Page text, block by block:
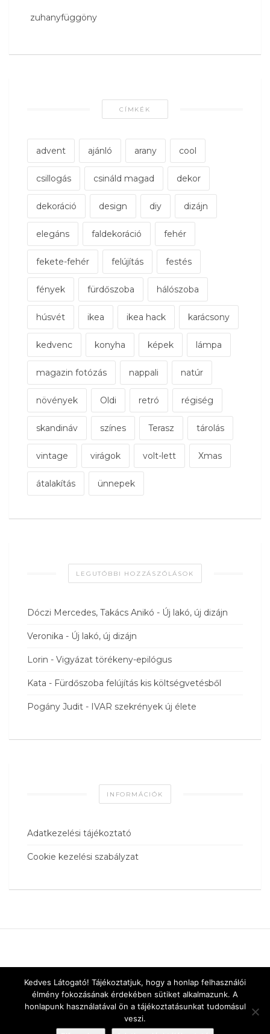
zuhanyfüggöny
CÍMKÉK
advent ajánló arany cool
csillogás csináld magad dekor
dekoráció design diy dizájn
elegáns faldekoráció fehér
fekete-fehér felújítás festés
fények fürdőszoba hálószoba
húsvét ikea ikea hack karácsony
kedvenc konyha képek lámpa
magazin fotózás nappali natúr
növények Oldi retró régiség
skandináv színes Terasz tárolás
vintage virágok volt-lett Xmas
átalakítás ünnepek
LEGUTÓBBI HOZZÁSZÓLÁSOK
Dóczi Mercedes, Takács Anikó - Új lakó, új dizájn
Veronika - Új lakó, új dizájn
Lorin - Vigyázat törékeny-epilógus
Kata - Fürdőszoba felújítás kis költségvetésből
Pogány Judit - IVAR szekrények új élete
INFORMÁCIÓK
Adatkezelési tájékoztató
Cookie kezelési szabályzat
Kedves Látogató! Tájékoztatjuk, hogy a honlap felhasználói
élmény fokozásának érdekében sütiket alkalmazunk. A
honlapunk használatával ön a tájékoztatásunkat tudomásul
veszi.